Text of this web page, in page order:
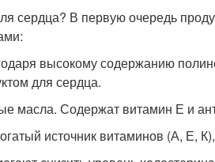
сердца? В первую очередь
высокому содержанию
для сердца.
масла. Содержат витамин Е и
источник витаминов (А, Е,